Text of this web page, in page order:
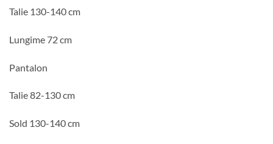
Talie 130-140 cm
Lungime 72 cm
Pantalon
Talie 82-130 cm
Sold 130-140 cm